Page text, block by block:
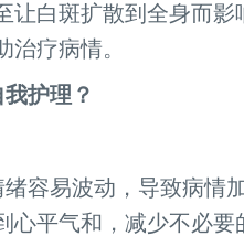
让白斑扩散到全身而影
疗病情。
护理？
容易波动，导致病情
心平气和，减少不必